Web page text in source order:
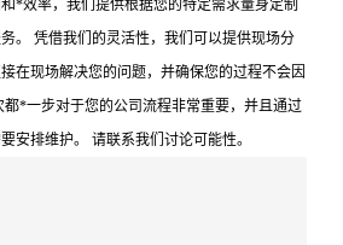
*效率，我们提供根据您的特定需求量身定制
。 凭借我们的灵活性，我们可以提供现场分
在现场解决您的问题，并确保您的过程不会因
*一步对于您的公司流程非常重要，并且通过
安排维护。 请联系我们讨论可能性。